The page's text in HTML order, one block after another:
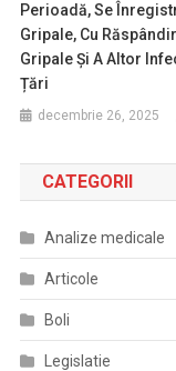
Perioadă, Se
Gripale, Cu
Gripale Și A Altor
Țări
decembrie 26, 2025
CATEGORII
Analize medicale
Articole
Boli
Legislatie